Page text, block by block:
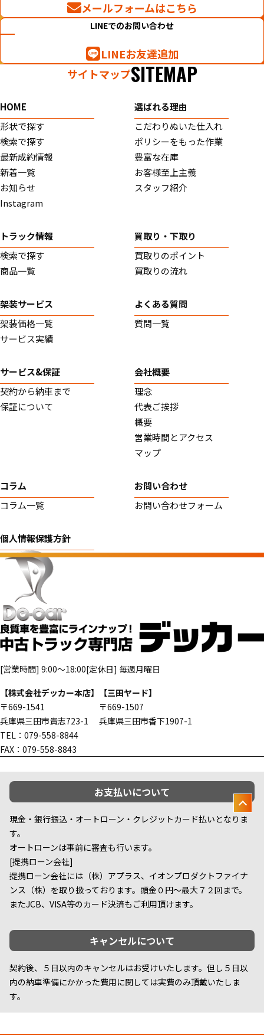
メールフォームはこちら
LINEでのお問い合わせ
LINEお友達追加
サイトマップSITEMAP
HOME
形状で探す
検索で探す
最新成約情報
新着一覧
お知らせ
Instagram
選ばれる理由
こだわりぬいた仕入れ
ポリシーをもった作業
豊富な在庫
お客様至上主義
スタッフ紹介
トラック情報
検索で探す
商品一覧
買取り・下取り
買取りのポイント
買取りの流れ
架装サービス
架装価格一覧
サービス実績
よくある質問
質問一覧
サービス&保証
契約から納車まで
保証について
会社概要
理念
代表ご挨拶
概要
営業時間とアクセス
マップ
コラム
コラム一覧
お問い合わせ
お問い合わせフォーム
個人情報保護方針
[営業時間] 9:00～18:00[定休日] 毎週月曜日
【株式会社デッカー本店】
〒669-1541
兵庫県三田市貴志723-1
TEL：079-558-8844
FAX：079-558-8843
【三田ヤード】
〒669-1507
兵庫県三田市香下1907-1
お支払いについて
現金・銀行振込・オートローン・クレジットカード払いとなりま
す。
オートローンは事前に審査も行います。
[提携ローン会社]
提携ローン会社には（株）アプラス、イオンプロダクトファイナ
ンス（株）を取り扱っております。頭金０円～最大７２回まで。
またJCB、VISA等のカード決済もご利用頂けます。
キャンセルについて
契約後、５日以内のキャンセルはお受けいたします。但し５日以
内の納車準備にかかった費用に関しては実費のみ頂戴いたしま
す。